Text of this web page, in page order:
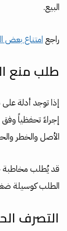
البيع.
راجع امتناع بعض
طلب منع
إذا توجد أدلة
إجراءً تحفظياً
الأصل والخطر
قد يُطلب مخاطبة
الطلب كوسيلة
التصرف